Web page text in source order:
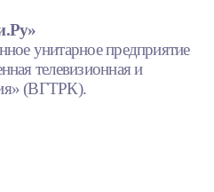
унитарное предприятие
телевизионная и
(ВГТРК).